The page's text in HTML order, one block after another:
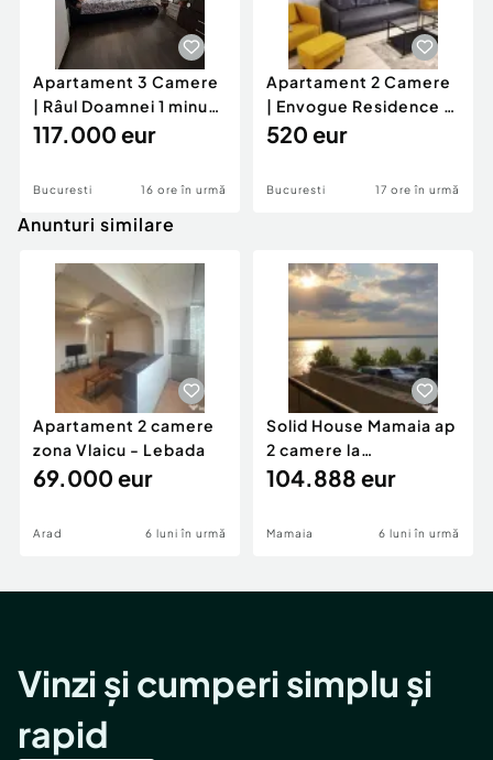
Apartament 3 Camere
| Râul Doamnei 1 minut
de metrou | Balc
117.000 eur
Bucuresti 16 ore în urmă
Apartament 2 Camere
| Envogue Residence |
Bloc Nou | Central
520 eur
Bucuresti 17 ore în urmă
Anunturi similare
Apartament 2 camere
zona Vlaicu - Lebada
69.000 eur
Arad 6 luni în urmă
Solid House Mamaia ap
2 camere la
cheie,langa Mega
104.888 eur
Mamaia 6 luni în urmă
Vinzi și cumperi simplu și
rapid